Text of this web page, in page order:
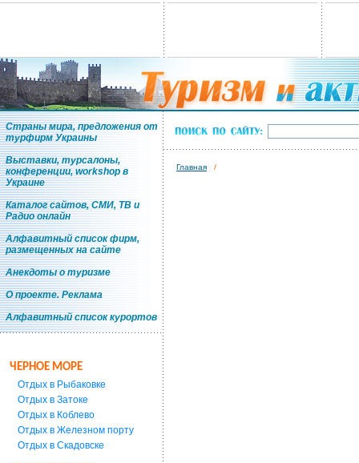
Страны мира, предложения от
турфирм Украины
Выставки, турсалоны,
конференции, workshop в
Украине
Каталог сайтов, СМИ, ТВ и
Радио онлайн
Алфавитный список фирм,
размещенных на сайте
Анекдоты о туризме
О проекте. Реклама
Алфавитный список курортов
ЧЕРНОЕ МОРЕ
Отдых в Рыбаковке
Отдых в Затоке
Отдых в Коблево
Отдых в Железном порту
Отдых в Скадовске
Главная /